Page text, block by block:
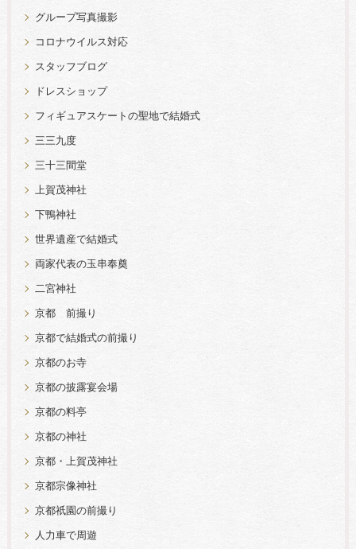
グループ写真撮影
コロナウイルス対応
スタッフブログ
ドレスショップ
フィギュアスケートの聖地で結婚式
三三九度
三十三間堂
上賀茂神社
下鴨神社
世界遺産で結婚式
両家代表の玉串奉奠
二宮神社
京都 前撮り
京都で結婚式の前撮り
京都のお寺
京都の披露宴会場
京都の料亭
京都の神社
京都・上賀茂神社
京都宗像神社
京都祇園の前撮り
人力車で周遊